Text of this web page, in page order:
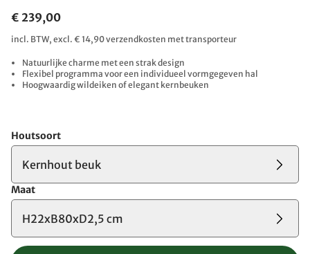
€ 239,00
incl. BTW, excl. € 14,90 verzendkosten met transporteur
Natuurlijke charme met een strak design
Flexibel programma voor een individueel vormgegeven hal
Hoogwaardig wildeiken of elegant kernbeuken
Houtsoort
Kernhout beuk
Maat
H22xB80xD2,5 cm